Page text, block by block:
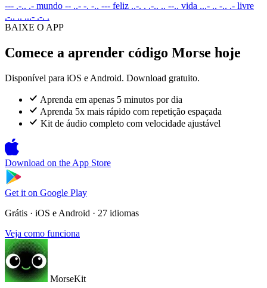
--- .-.. .- mundo -- ..- -. -.. --- feliz ..-. . .-.. .. --.. vida ...- .. -.. .- livre
.-.. .. ...- .-. .
BAIXE O APP
Comece a aprender código Morse hoje
Disponível para iOS e Android. Download gratuito.
Aprenda em apenas 5 minutos por dia
Aprenda 5x mais rápido com repetição espaçada
Kit de áudio completo com velocidade ajustável
Download on the App Store
Get it on Google Play
Grátis · iOS e Android · 27 idiomas
Veja como funciona
MorseKit